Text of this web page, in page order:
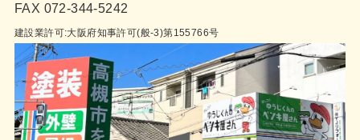
FAX 072-344-5242
建設業許可:大阪府知事許可(般-3)第155766号